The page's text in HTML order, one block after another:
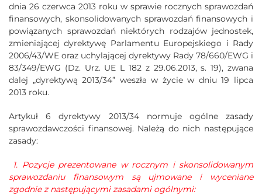
dnia 26 czerwca 2013 roku w sprawie rocznych sprawozdań
finansowych, skonsolidowanych sprawozdań finansowych i
powiązanych sprawozdań niektórych rodzajów jednostek,
zmieniającej dyrektywę Parlamentu Europejskiego i Rady
2006/43/WE oraz uchylającej dyrektywy Rady 78/660/EWG i
83/349/EWG (Dz. Urz. UE L 182 z 29.06.2013, s. 19), zwana
dalej „dyrektywą 2013/34” weszła w życie w dniu 19 lipca
2013 roku.
Artykuł 6 dyrektywy 2013/34 normuje ogólne zasady
sprawozdawczości finansowej. Należą do nich następujące
zasady:
1. Pozycje prezentowane w rocznym i skonsolidowanym
sprawozdaniu finansowym są ujmowane i wyceniane
zgodnie z następującymi zasadami ogólnymi: